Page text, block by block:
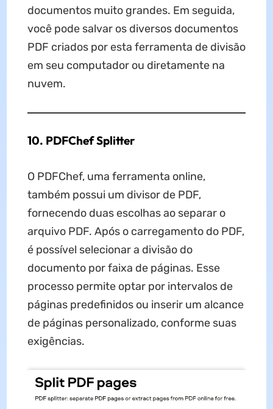
documentos muito grandes. Em seguida,
você pode salvar os diversos documentos
PDF criados por esta ferramenta de divisão
em seu computador ou diretamente na
nuvem.
10. PDFChef Splitter
O PDFChef, uma ferramenta online,
também possui um divisor de PDF,
fornecendo duas escolhas ao separar o
arquivo PDF. Após o carregamento do PDF,
é possível selecionar a divisão do
documento por faixa de páginas. Esse
processo permite optar por intervalos de
páginas predefinidos ou inserir um alcance
de páginas personalizado, conforme suas
exigências.